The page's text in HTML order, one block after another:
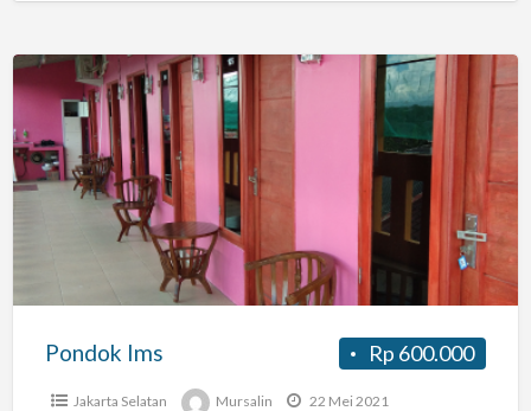
Pondok
Ims
Rp 600.000
Pondok Ims
Jakarta Selatan Mursalin 22 Mei 2021